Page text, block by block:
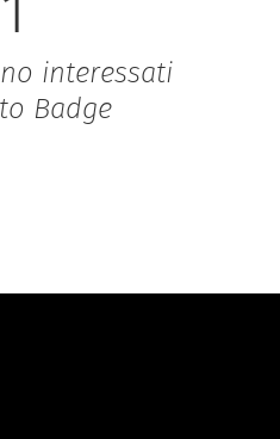
interessati
Badge